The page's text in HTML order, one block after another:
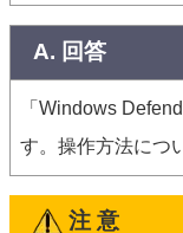
A. 回答
「Windows
す。操作方法につ
注 意